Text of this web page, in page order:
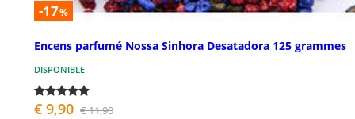
-17%
Encens parfumé Nossa Sinhora Desatadora 125 grammes
DISPONIBLE
€ 9,90 € 11,90